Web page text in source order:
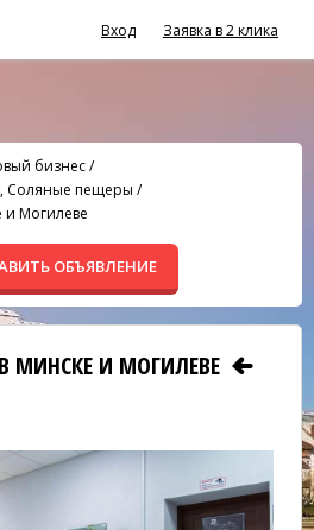
Вход Заявка в 2 клика
бизнес/
Соляные пещеры /
и Могилеве
ОБЪЯВЛЕНИЕ
МИНСКЕ И МОГИЛЕВЕ